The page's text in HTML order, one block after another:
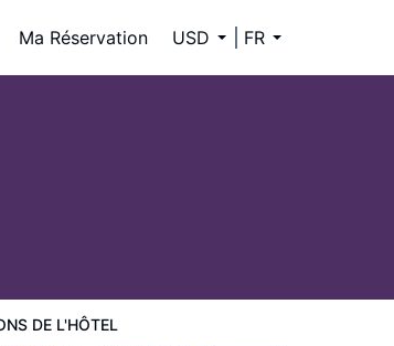
Ma Réservation USD FR
DE L'HÔTEL